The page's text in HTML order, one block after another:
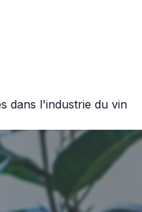
dans l'industrie du vin